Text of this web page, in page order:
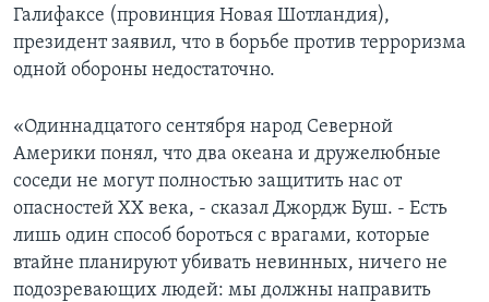
НЬЮ-ЙОРК NEW YORK
АМЕРИКА. БОЛЬШОЕ ПУТЕШЕСТВИЕ
ТЕСТЫ
ВИДЕО
ПОДПИСКА НА НОВОСТИ
СОЦИАЛЬНЫЕ СЕТИ
Языки
Галифаксе (провинция Новая Шотландия),
президент заявил, что в борьбе против терроризма
одной обороны недостаточно.
«Одиннадцатого сентября народ Северной
Америки понял, что два океана и дружелюбные
соседи не могут полностью защитить нас от
опасностей XX века, - сказал Джордж Буш. - Есть
лишь один способ бороться с врагами, которые
втайне планируют убивать невинных, ничего не
подозревающих людей: мы должны направить